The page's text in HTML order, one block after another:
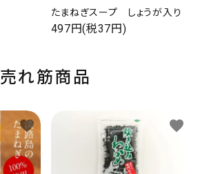
たまねぎスープ しょうが入り
497円(税37円)
売れ筋商品
favorite favorite